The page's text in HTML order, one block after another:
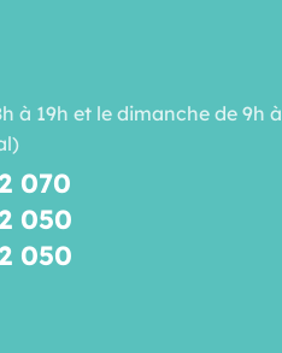
à 19h et le dimanche de 9h à
070
050
050